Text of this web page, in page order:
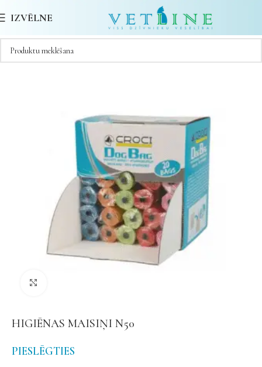
IZVĒLNE
HIGIĒNAS MAISIŅI N50
PIESLĒGTIES